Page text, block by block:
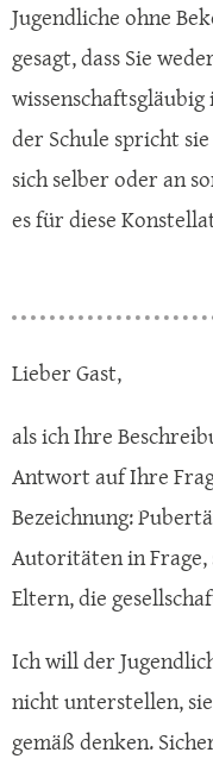
Jugendliche ohne
gesagt, dass Sie
der Schule spricht
sich selber oder an
es für diese
Lieber Gast,
als ich Ihre
Antwort auf Ihre
Bezeichnung:
Autoritäten in Frage,
Eltern, die
Ich will der
nicht unterstellen,
gemäß denken.